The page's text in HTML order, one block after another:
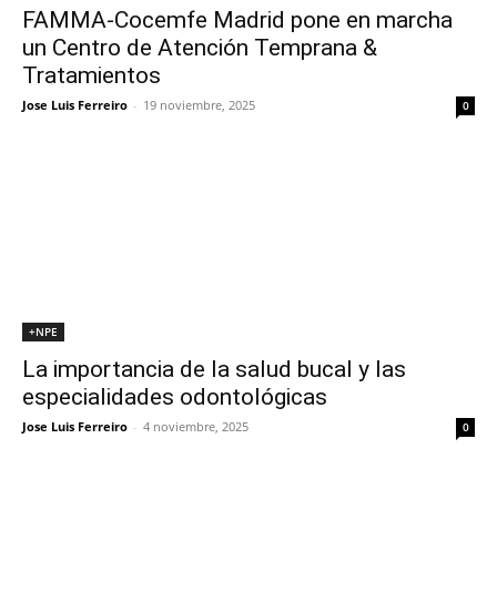
FAMMA-Cocemfe Madrid pone en marcha
un Centro de Atención Temprana &
Tratamientos
Jose Luis Ferreiro - 19 noviembre, 2025 0
+NPE
La importancia de la salud bucal y las
especialidades odontológicas
Jose Luis Ferreiro - 4 noviembre, 2025 0